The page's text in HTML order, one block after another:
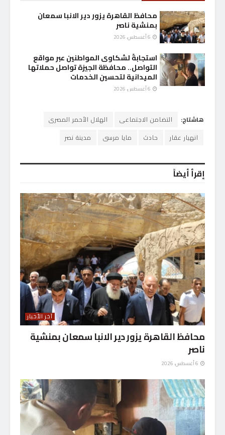
محافظ القاهرة يزور دير الانبا سمعان
بمنشية ناصر
استجابةً لشكاوى المواطنين عبر مواقع
التواصل.. محافظة الجيزة تواصل حملاتها
الميدانية لتحسين الخدمات
هاشتاج: التضامن الاجتماعى
الهلال الأحمر المصرى
انهيار عقار
حادث مايا مرسى مدينة نصر
إقرأ أيضاً
آخر الأخبار
محافظ القاهرة يزور دير الانبا سمعان بمنشية
ناصر